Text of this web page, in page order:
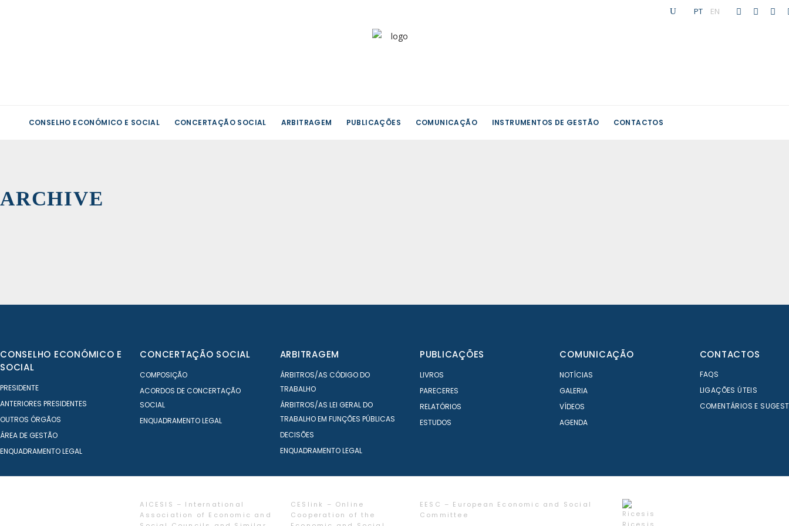
PT EN
CONSELHO ECONÓMICO E SOCIAL CONCERTAÇÃO SOCIAL ARBITRAGEM PUBLICAÇÕES COMUNICAÇÃO INSTRUMENTOS DE GESTÃO CONTACTOS
ARCHIVE
CONSELHO ECONÓMICO E
SOCIAL
PRESIDENTE
ANTERIORES PRESIDENTES
OUTROS ÓRGÃOS
ÁREA DE GESTÃO
ENQUADRAMENTO LEGAL
CONCERTAÇÃO SOCIAL
COMPOSIÇÃO
ACORDOS DE CONCERTAÇÃO
SOCIAL
ENQUADRAMENTO LEGAL
ARBITRAGEM
ÁRBITROS/AS CÓDIGO DO
TRABALHO
ÁRBITROS/AS LEI GERAL DO
TRABALHO EM FUNÇÕES PÚBLICAS
DECISÕES
ENQUADRAMENTO LEGAL
PUBLICAÇÕES
LIVROS
PARECERES
RELATÓRIOS
ESTUDOS
COMUNICAÇÃO
NOTÍCIAS
GALERIA
VÍDEOS
AGENDA
CONTACTOS
FAQS
LIGAÇÕES ÚTEIS
COMENTÁRIOS E
AICESIS – International
Association of Economic and
CESlink – Online
Cooperation of the
EESC – European Economic and Social
Committee